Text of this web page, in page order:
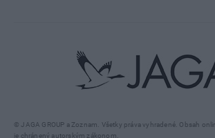
© JAGA GROUP a Zoznam. Všetky práva vyhradené. Obsah
je chránený autorským zákonom.